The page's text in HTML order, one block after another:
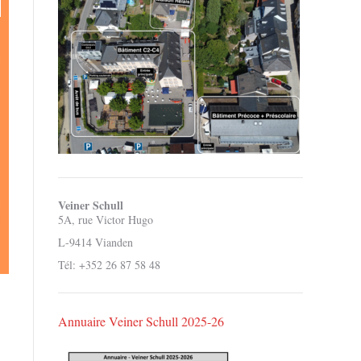
Veiner Schull
5A, rue Victor Hugo
L-9414 Vianden
Tél: +352 26 87 58 48
Annuaire Veiner Schull 2025-26